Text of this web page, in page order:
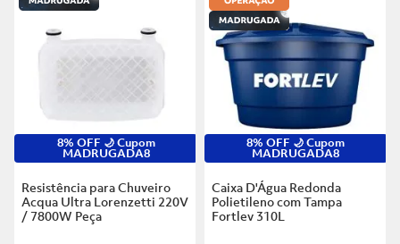
8% OFF 🌙 Cupom
MADRUGADA8
Resistência para Chuveiro
Acqua Ultra Lorenzetti 220V
/ 7800W Peça
8% OFF 🌙 Cupom
MADRUGADA8
Caixa D'Água Redonda
Polietileno com Tampa
Fortlev 310L